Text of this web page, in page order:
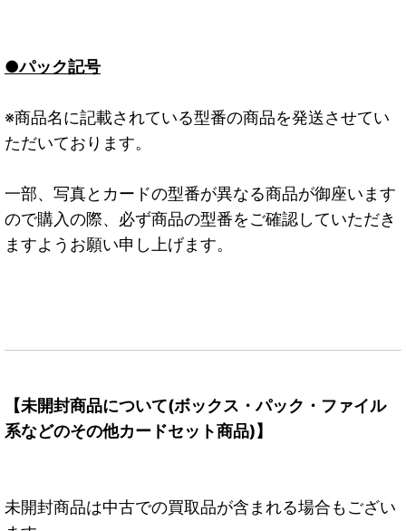
●パック記号
※商品名に記載されている型番の商品を発送させてい
ただいております。
一部、写真とカードの型番が異なる商品が御座います
ので購入の際、必ず商品の型番をご確認していただき
ますようお願い申し上げます。
【未開封商品について(ボックス・パック・ファイル
系などのその他カードセット商品)】
未開封商品は中古での買取品が含まれる場合もござい